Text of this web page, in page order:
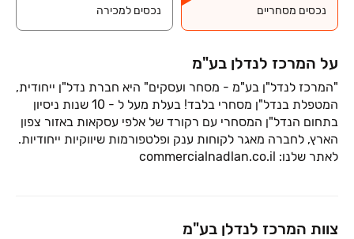
נכסים מסחריים נכסים למכירה
על המרכז לנדלן בע"מ
"המרכז לנדל"ן בע"מ - מסחר ועסקים" היא חברת נדל"ן ייחודית,
המטפלת בנדל"ן מסחרי בלבד! בעלת מעל ל - 10 שנות ניסיון
בתחום הנדל"ן המסחרי עם רקורד של אלפי עסקאות באזור צפון
הארץ, לחברה מאגר לקוחות ענק ופלטפורמות שיווקיות ייחודיות.
צוות המרכז לנדלן בע"מ